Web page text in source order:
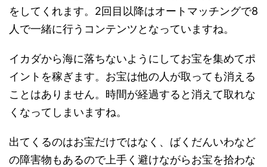
をしてくれます。2回目以降はオートマッチングで8
人で一緒に行うコンテンツとなっていますね。
イカダから海に落ちないようにしてお宝を集めてポ
イントを稼ぎます。お宝は他の人が取っても消える
ことはありません。時間が経過すると消えて取れな
くなってしまいますね。
出てくるのはお宝だけではなく、ばくだんいわなど
の障害物もあるので上手く避けながらお宝を拾わな